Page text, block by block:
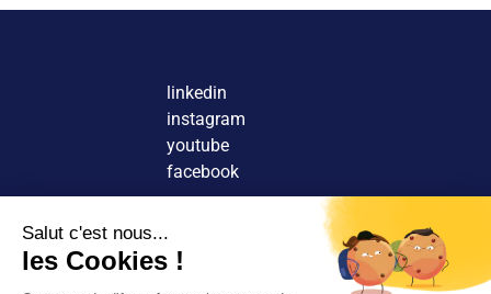
linkedin
instagram
youtube
facebook
Découvrir nos agences
Rejoindre nos équipes